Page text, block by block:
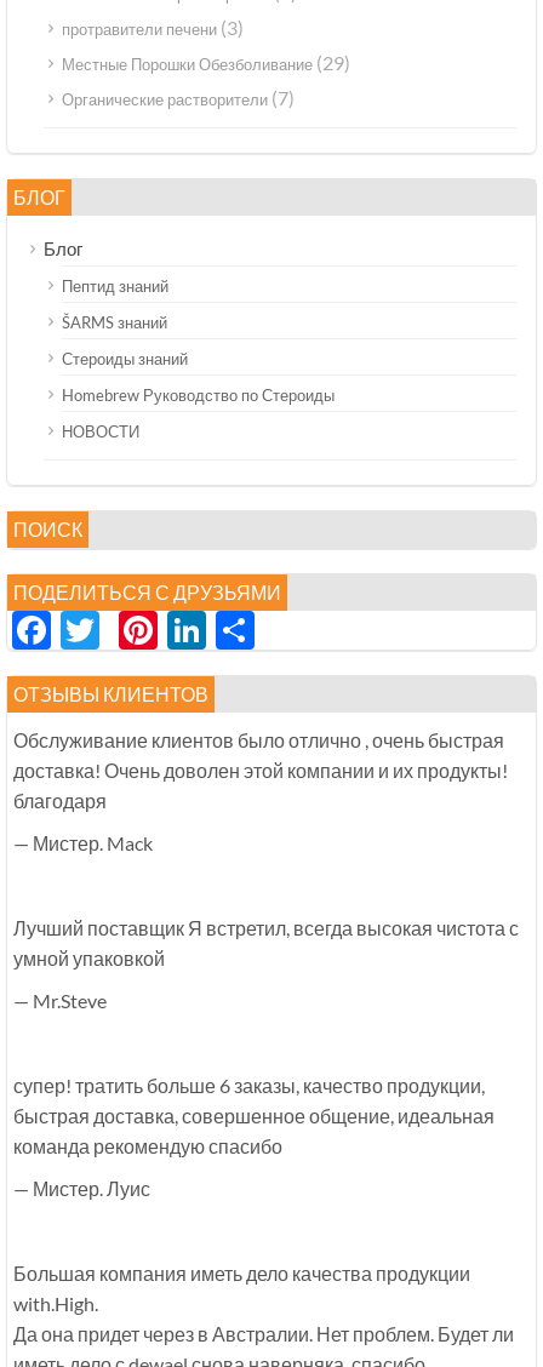
протравители печени (3)
Местные Порошки Обезболивание (29)
Органические растворители (7)
БЛОГ
Блог
Пептид знаний
ŠARMS знаний
Стероиды знаний
Homebrew Руководство по Стероиды
НОВОСТИ
ПОИСК
ПОДЕЛИТЬСЯ С ДРУЗЬЯМИ
Facebook
Twitter
Pinterest
LinkedIn
享
ОТЗЫВЫ КЛИЕНТОВ
Обслуживание клиентов было отлично , очень быстрая
доставка! Очень доволен этой компании и их продукты!
благодаря
— Мистер. Mack
Лучший поставщик Я встретил, всегда высокая чистота с
умной упаковкой
— Mr.Steve
супер! тратить больше 6 заказы, качество продукции,
быстрая доставка, совершенное общение, идеальная
команда рекомендую спасибо
— Мистер. Луис
Большая компания иметь дело качества продукции
with.High.
Да она придет через в Австралии. Нет проблем. Будет ли